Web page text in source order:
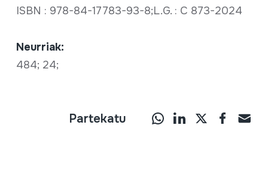
ISBN : 978-84-17783-93-8;L.G. : C 873-2024
Neurriak:
484; 24;
Partekatu